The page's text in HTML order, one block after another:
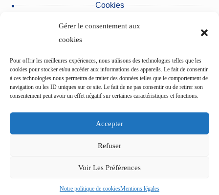
Gérer le consentement aux
cookies
Pour offrir les meilleures expériences, nous utilisons des technologies telles que les
cookies pour stocker et/ou accéder aux informations des appareils. Le fait de consentir
à ces technologies nous permettra de traiter des données telles que le comportement de
navigation ou les ID uniques sur ce site. Le fait de ne pas consentir ou de retirer son
consentement peut avoir un effet négatif sur certaines caractéristiques et fonctions.
Accepter
Refuser
Voir Les Préférences
Notre politique de cookiesMentions légales
Cookies
Protection des données personnelles
Nos partenaires
Urgences du pôle des Cliniques
L’Etablissement du Val d’Ancre
Centre de cardiologie du pôle des Cliniques
Copyright © 2024 - Polyclinique de Picardie